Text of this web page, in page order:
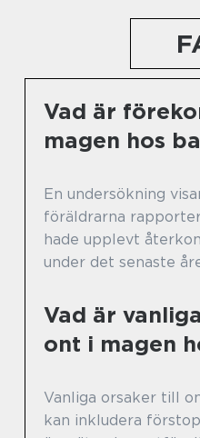
Vad är
magen hos
En undersökning
föräldrarna
hade upplevt
under det senaste
Vad är
ont i magen
Vanliga orsaker till
kan inkludera